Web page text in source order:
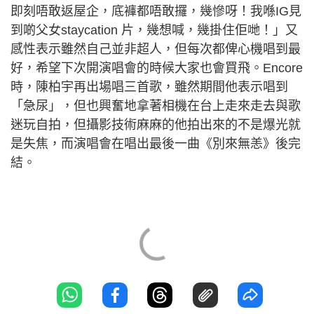
即刻唔敢返屋企，底褲都唔敢攞，幾慘呀！我喺IG見
到啲父女staycation 片，幾想喊，幾掛住佢哋！」又
感性表示雖然自己並非超人，但每次都俾心機唱到最
好，希望下次開演唱會的時候大家也會買飛。Encore
時，陳柏宇再出場唱三首歌，雖然期間他表示唱到
「急尿」，但也興奮地拿著相機在台上走來走去與歌
迷玩自拍，但攝影技術麻麻的他拍出來的不是爆光就
是失焦，而演唱會在唱出最後一曲《別來無恙》後完
結。